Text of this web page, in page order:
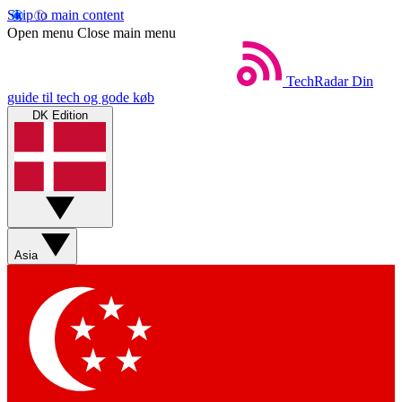
Skip to main content
Open menu Close main menu
TechRadar Din
guide til tech og gode køb
DK Edition
Asia